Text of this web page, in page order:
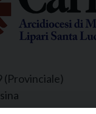
(Provinciale)